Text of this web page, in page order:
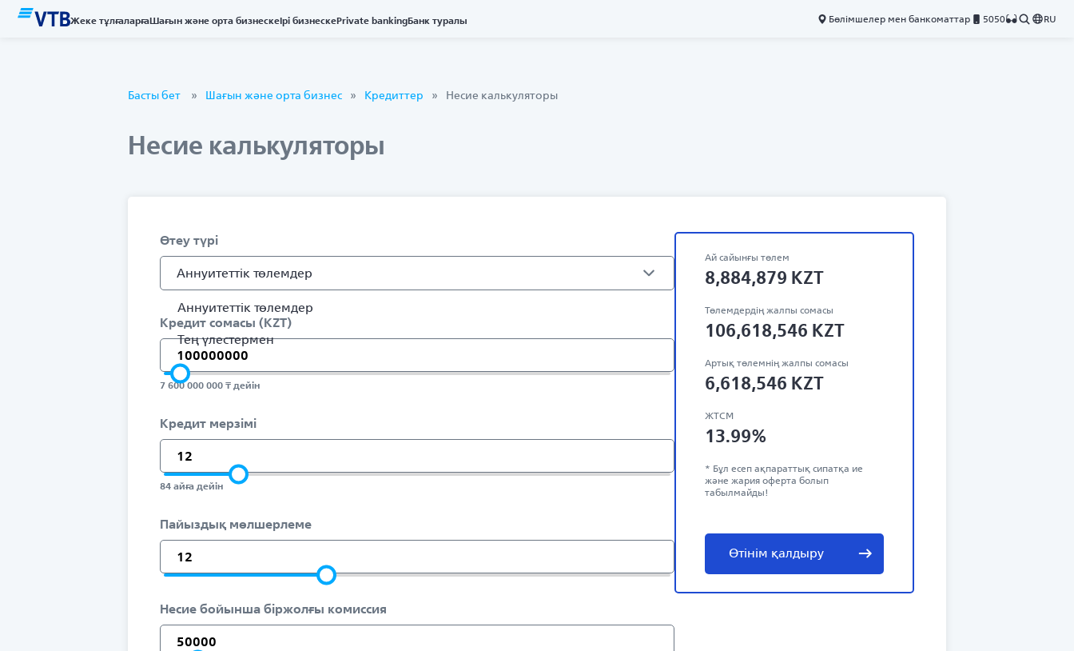
Жеке тұлғаларғаШағын және орта бизнескеІрі бизнескеPrivate bankingБанк туралы Бөлімшелер мен банкоматтар 5050 RU
Басты бет Шағын және орта бизнес Кредиттер Несие калькуляторы
Несие калькуляторы
Өтеу түрі
Аннуитеттiк төлемдер
Аннуитеттiк төлемдер
Тең үлестермен
Кредит сомасы (KZT)
7 600 000 000 ₸ дейін
Кредит мерзімі
84 айға дейін
Пайыздық мөлшерлеме
Несие бойынша біржолғы комиссия
Ай сайынғы төлем
8,884,879 KZT
Төлемдердің жалпы сомасы
106,618,546 KZT
Артық төлемнің жалпы сомасы
6,618,546 KZT
ЖТСМ
13.99%
* Бұл есеп ақпараттық сипатқа ие
және жария оферта болып
табылмайды!
Өтінім қалдыру